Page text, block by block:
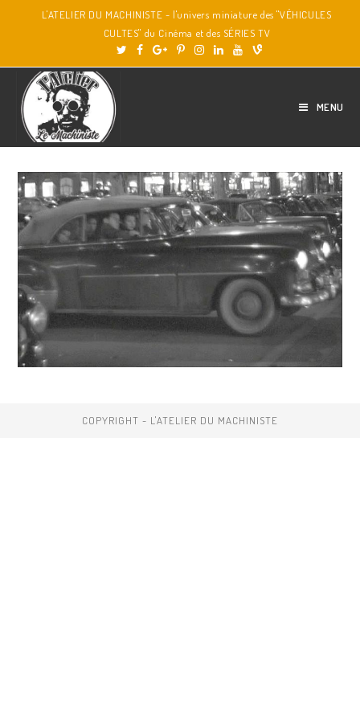
L'ATELIER DU MACHINISTE - l'univers miniature des "VÉHICULES
CULTES" du Cinéma et des SÉRIES TV
MENU
COPYRIGHT - L'ATELIER DU MACHINISTE